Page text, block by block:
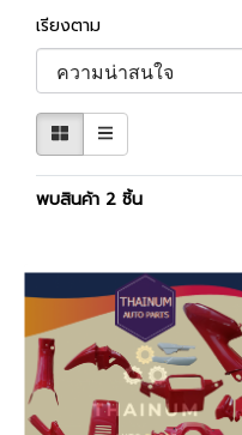
เรียงตาม
พบสินค้า 2 ชิ้น